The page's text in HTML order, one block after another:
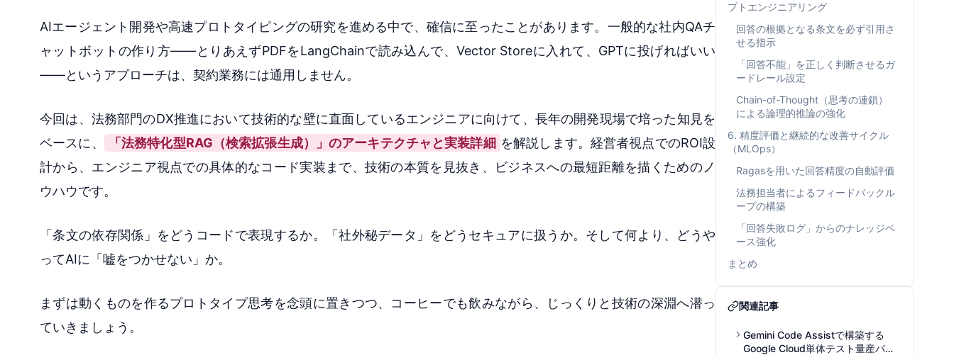
AIエージェント開発や高速プロトタイピングの研究を進める中で、確信に至ったことがあります。一般的な社内QAチ
ャットボットの作り方——とりあえずPDFをLangChainで読み込んで、Vector Storeに入れて、GPTに投げればいい
——というアプローチは、契約業務には通用しません。
今回は、法務部門のDX推進において技術的な壁に直面しているエンジニアに向けて、長年の開発現場で培った知見を
ベースに、
「法務特化型RAG（検索拡張生成）」のアーキテクチャと実装詳細 を解説します。経営者視点でのROI設
計から、エンジニア視点での具体的なコード実装まで、技術の本質を見抜き、ビジネスへの最短距離を描くためのノ
ウハウです。
「条文の依存関係」をどうコードで表現するか。「社外秘データ」をどうセキュアに扱うか。そして何より、どうや
ってAIに「嘘をつかせない」か。
まずは動くものを作るプロトタイプ思考を念頭に置きつつ、コーヒーでも飲みながら、じっくりと技術の深淵へ潜っ
ていきましょう。
プトエンジニアリング
回答の根拠となる条文を必ず引用さ
せる指示
「回答不能」を正しく判断させるガ
ードレール設定
Chain-of-Thought（思考の連鎖）
による論理的推論の強化
6. 精度評価と継続的な改善サイクル
（MLOps）
Ragasを用いた回答精度の自動評価
法務担当者によるフィードバックル
ープの構築
「回答失敗ログ」からのナレッジベ
ース強化
まとめ
関連記事
Gemini Code Assistで構築する
Google Cloud単体テスト量産パイ